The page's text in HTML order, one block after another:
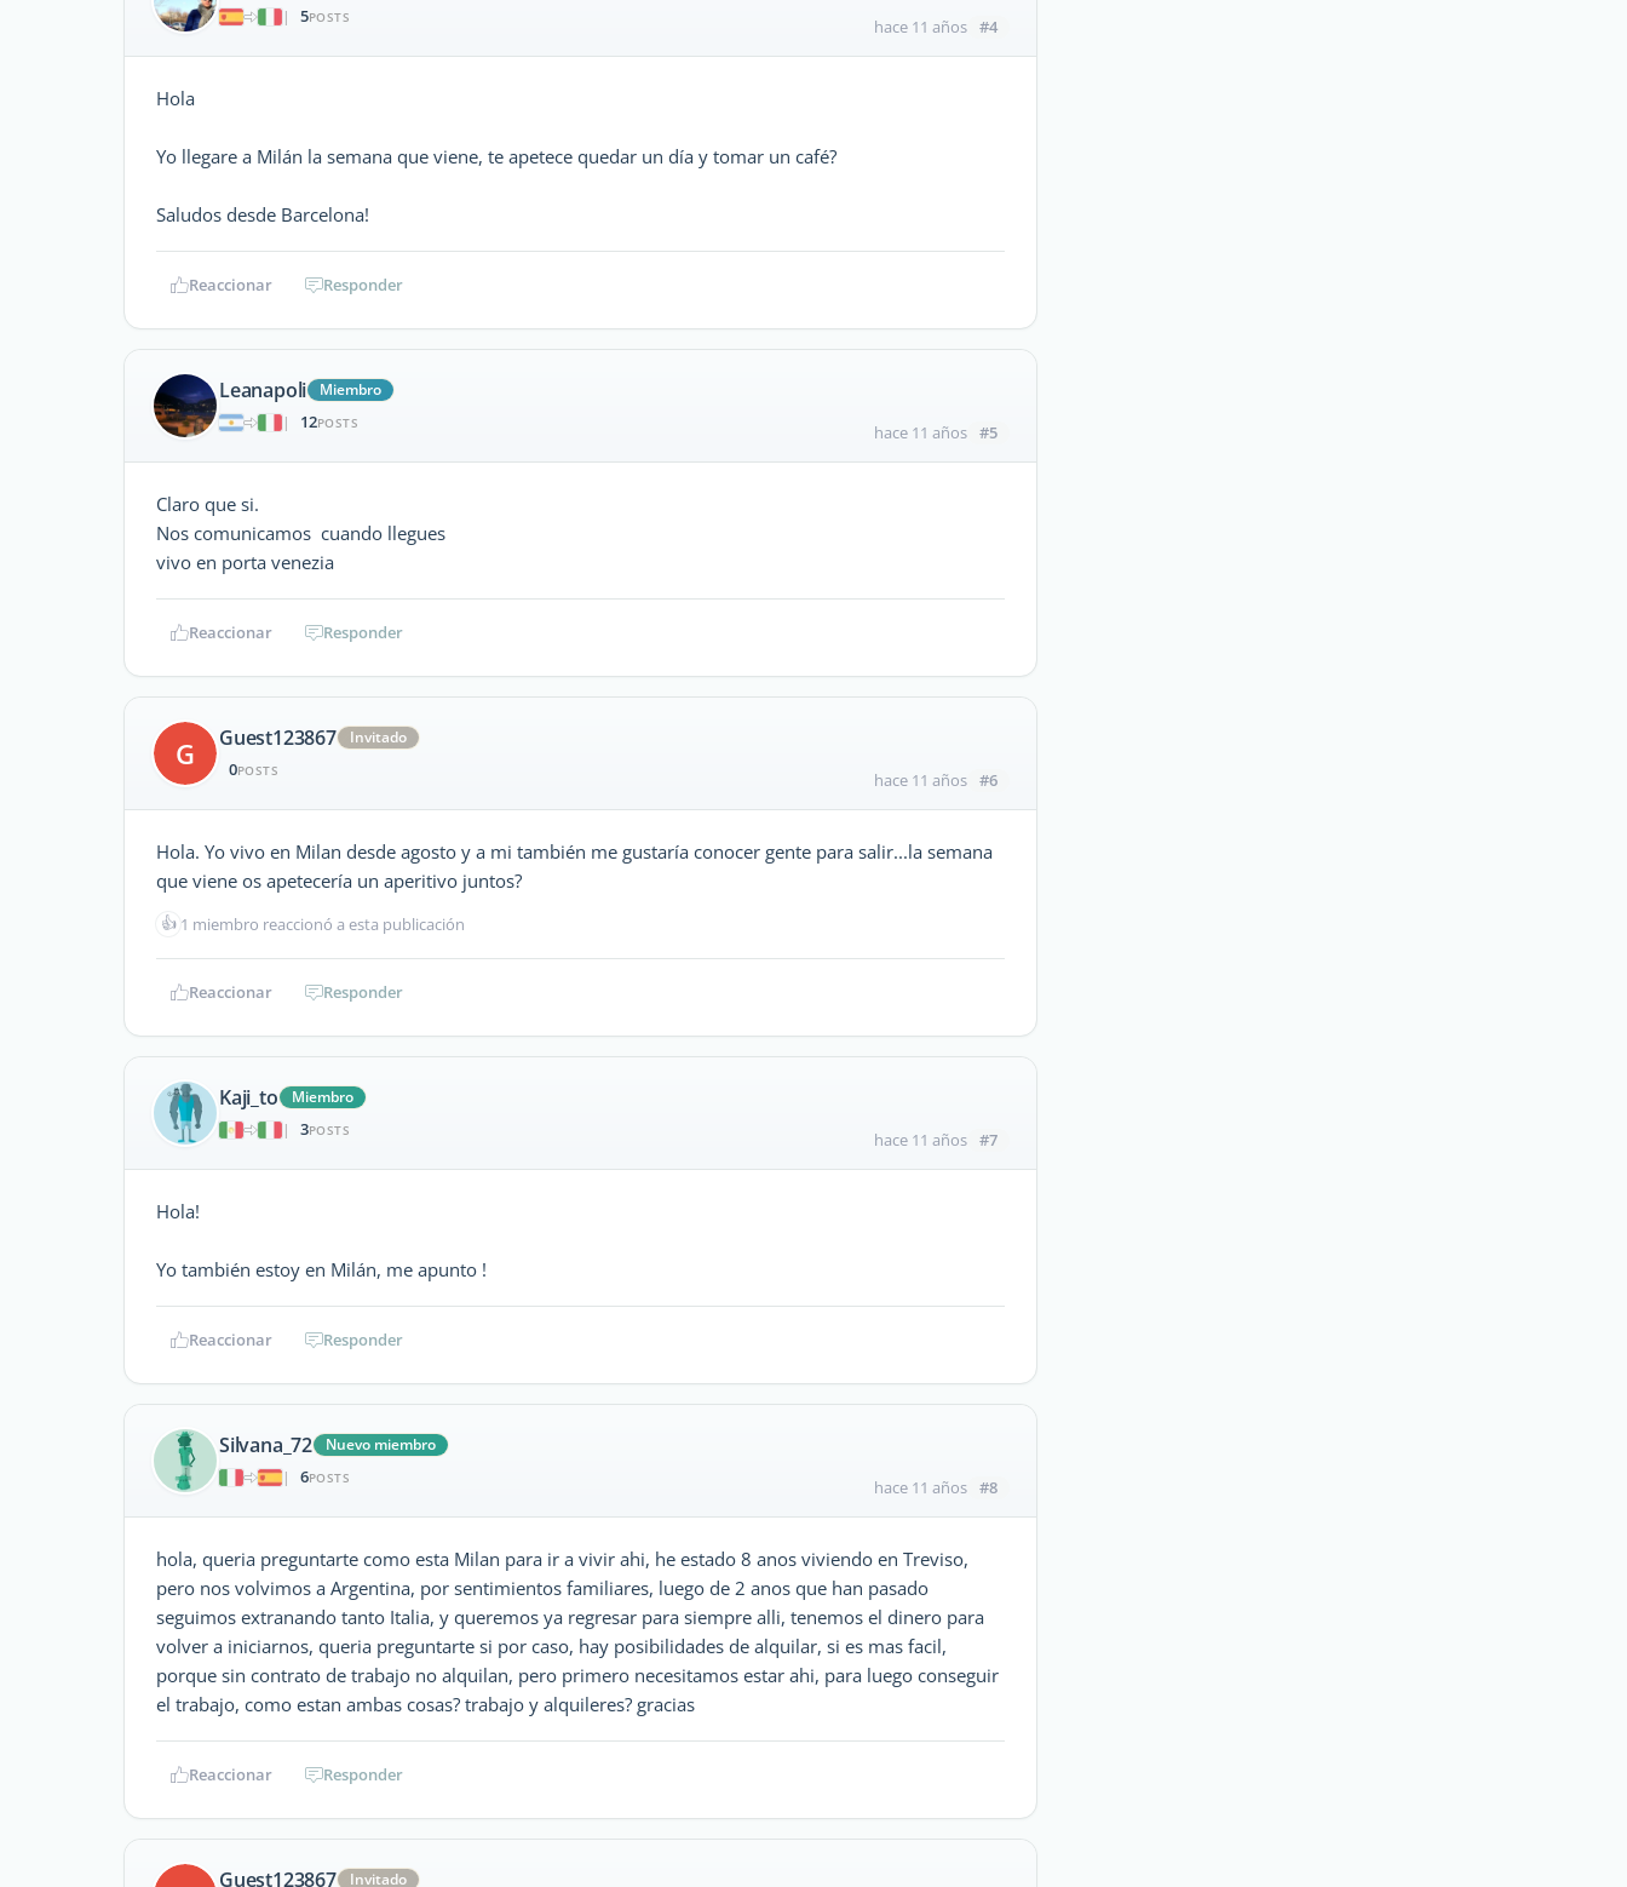
|
5POSTS hace 11 años #4
Hola
Yo llegare a Milán la semana que viene, te apetece quedar un día y tomar un café?
Saludos desde Barcelona!
Reaccionar Responder
Leanapoli
Miembro
|
12POSTS hace 11 años #5
Claro que si.
Nos comunicamos cuando llegues
vivo en porta venezia
Reaccionar Responder
G Guest123867 Invitado
0POSTS hace 11 años #6
Hola. Yo vivo en Milan desde agosto y a mi también me gustaría conocer gente para salir...la semana
que viene os apetecería un aperitivo juntos?
👍 1 miembro reaccionó a esta publicación
Reaccionar Responder
Kaji_to
Miembro
|
3POSTS hace 11 años #7
Hola!
Yo también estoy en Milán, me apunto !
Reaccionar Responder
Silvana_72
Nuevo miembro
|
6POSTS hace 11 años #8
hola, queria preguntarte como esta Milan para ir a vivir ahi, he estado 8 anos viviendo en Treviso,
pero nos volvimos a Argentina, por sentimientos familiares, luego de 2 anos que han pasado
seguimos extranando tanto Italia, y queremos ya regresar para siempre alli, tenemos el dinero para
volver a iniciarnos, queria preguntarte si por caso, hay posibilidades de alquilar, si es mas facil,
porque sin contrato de trabajo no alquilan, pero primero necesitamos estar ahi, para luego conseguir
el trabajo, como estan ambas cosas? trabajo y alquileres? gracias
Reaccionar Responder
Guest123867 Invitado